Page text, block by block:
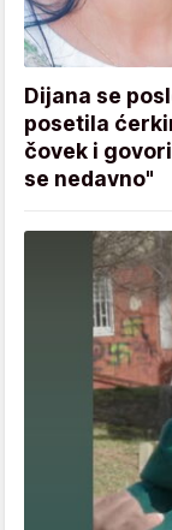
Dijana se
posetila
čovek i
se nedavno"